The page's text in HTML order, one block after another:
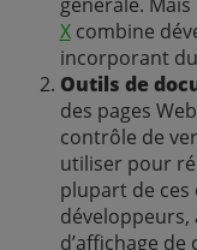
X combine
incorporant
Outils de
des pages
contrôle de
utiliser pour
plupart de
développeurs,
d’affichage de